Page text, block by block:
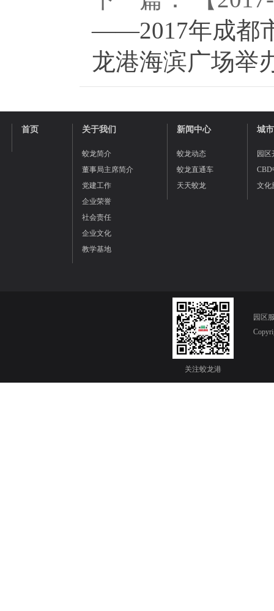
――2017年成都
龙港海滨广场举
首页 关于我们
蛟龙简介
董事局主席简介
党建工作
企业荣誉
社会责任
企业文化
教学基地
新闻中心
蛟龙动态
蛟龙直通车
天天蛟龙
城
园区
CBD
文化
关注蛟龙港
园区